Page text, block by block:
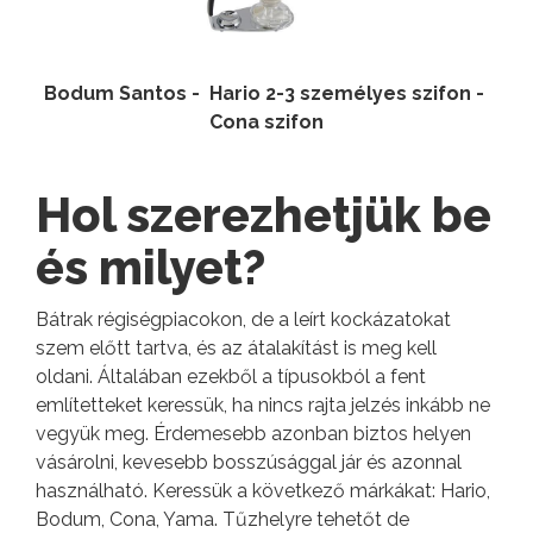
Bodum Santos - Hario 2-3 személyes szifon -
Cona szifon
Hol szerezhetjük be
és milyet?
Bátrak régiségpiacokon, de a leírt kockázatokat
szem előtt tartva, és az átalakítást is meg kell
oldani. Általában ezekből a típusokból a fent
említetteket keressük, ha nincs rajta jelzés inkább ne
vegyük meg. Érdemesebb azonban biztos helyen
vásárolni, kevesebb bosszúsággal jár és azonnal
használható. Keressük a következő márkákat: Hario,
Bodum, Cona, Yama. Tűzhelyre tehetőt de